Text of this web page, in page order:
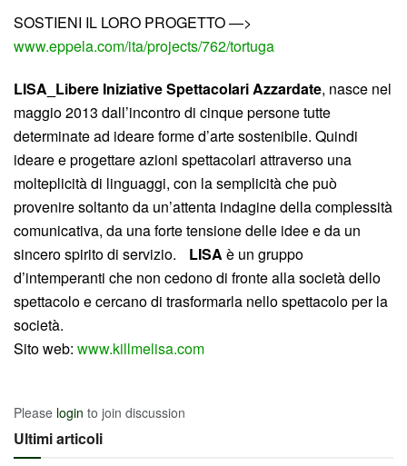
SOSTIENI IL LORO PROGETTO —>
www.eppela.com/ita/projects/762/tortuga
LISA_Libere Iniziative Spettacolari Azzardate, nasce nel
maggio 2013 dall’incontro di cinque persone tutte
determinate ad ideare forme d’arte sostenibile. Quindi
ideare e progettare azioni spettacolari attraverso una
molteplicità di linguaggi, con la semplicità che può
provenire soltanto da un’attenta indagine della complessità
comunicativa, da una forte tensione delle idee e da un
sincero spirito di servizio. LISA è un gruppo
d’intemperanti che non cedono di fronte alla società dello
spettacolo e cercano di trasformarla nello spettacolo per la
società.
Sito web: www.killmelisa.com
Please login to join discussion
Ultimi articoli